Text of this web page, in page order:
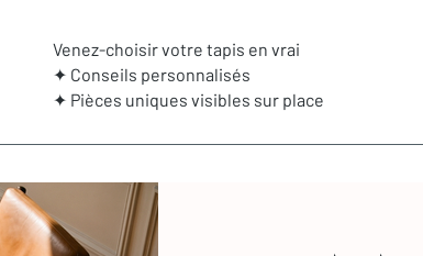
Venez-choisir votre tapis en vrai
✦ Conseils personnalisés
✦ Pièces uniques visibles sur place